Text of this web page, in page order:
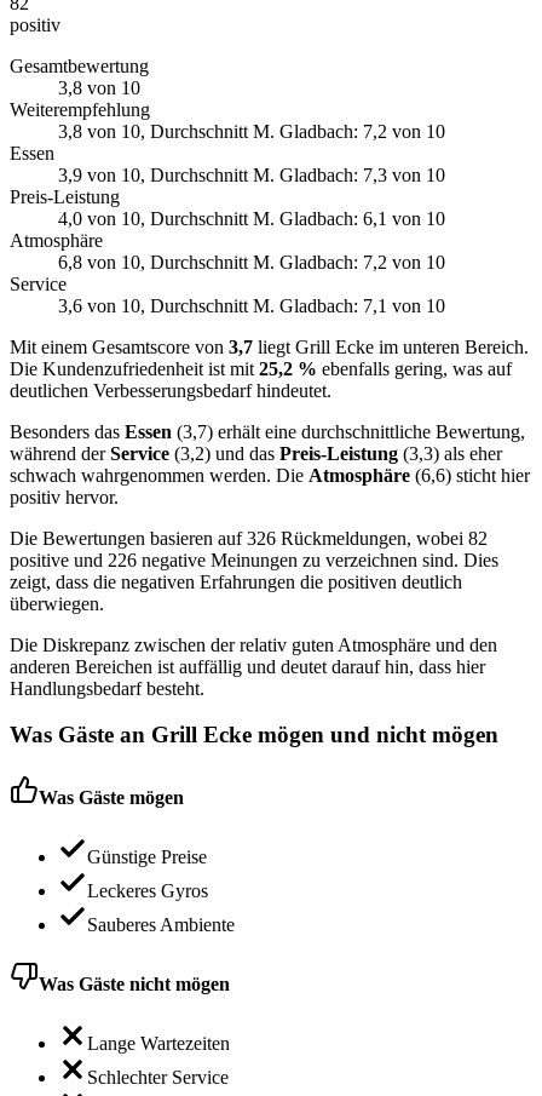
positiv
Gesamtbewertung
3,8 von 10
Weiterempfehlung
3,8 von 10, Durchschnitt M. Gladbach: 7,2 von 10
Essen
3,9 von 10, Durchschnitt M. Gladbach: 7,3 von 10
Preis-Leistung
4,0 von 10, Durchschnitt M. Gladbach: 6,1 von 10
Atmosphäre
6,8 von 10, Durchschnitt M. Gladbach: 7,2 von 10
Service
3,6 von 10, Durchschnitt M. Gladbach: 7,1 von 10
Mit einem Gesamtscore von 3,7 liegt Grill Ecke im unteren Bereich.
Die Kundenzufriedenheit ist mit 25,2 % ebenfalls gering, was auf
deutlichen Verbesserungsbedarf hindeutet.
Besonders das Essen (3,7) erhält eine durchschnittliche Bewertung,
während derService (3,2) und das Preis-Leistung (3,3) als eher
schwach wahrgenommen werden. Die Atmosphäre (6,6) sticht hier
positiv hervor.
Die Bewertungen basieren auf 326 Rückmeldungen, wobei 82
positive und 226 negative Meinungen zu verzeichnen sind. Dies
zeigt, dass die negativen Erfahrungen die positiven deutlich
überwiegen.
Die Diskrepanz zwischen der relativ guten Atmosphäre und den
anderen Bereichen ist auffällig und deutet darauf hin, dass hier
Handlungsbedarf besteht.
Was Gäste an Grill Ecke mögen und nicht mögen
Was Gäste mögen
Günstige Preise
Leckeres Gyros
Sauberes Ambiente
Was Gäste nicht mögen
Lange Wartezeiten
Schlechter Service